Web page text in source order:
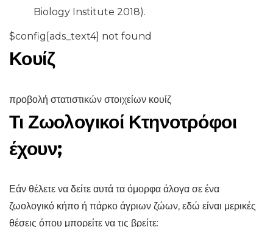
Biology Institute 2018).
$config[ads_text4] not found
Κουίζ
προβολή στατιστικών στοιχείων κουίζ
Τι Ζωολογικοί Κτηνοτρόφοι
έχουν;
Εάν θέλετε να δείτε αυτά τα όμορφα άλογα σε ένα
ζωολογικό κήπο ή πάρκο άγριων ζώων, εδώ είναι μερικές
θέσεις όπου μπορείτε να τις βρείτε: